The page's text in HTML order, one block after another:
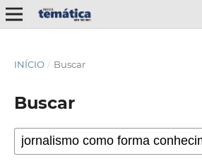
INÍCIO / Buscar
Buscar